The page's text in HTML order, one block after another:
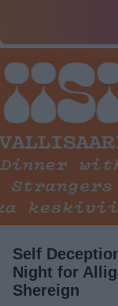
Self
Night for
Shereign